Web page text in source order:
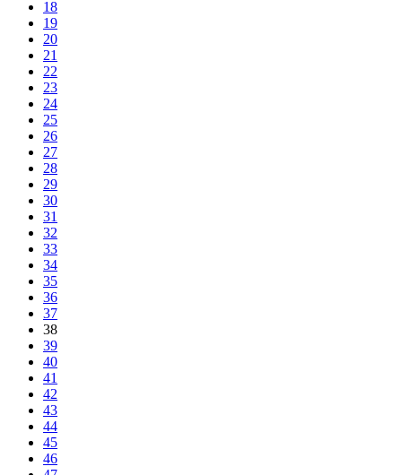
18
19
20
21
22
23
24
25
26
27
28
29
30
31
32
33
34
35
36
37
38
39
40
41
42
43
44
45
46